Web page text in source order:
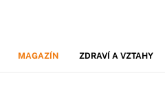
MAGAZÍN ZDRAVÍ A VZTAHY